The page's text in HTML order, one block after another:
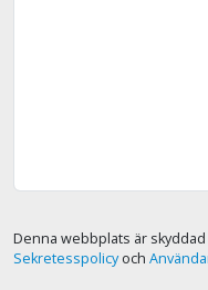
Denna webbplats är skyddad
Sekretesspolicyoch